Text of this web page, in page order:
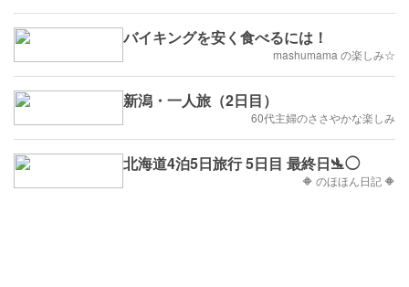
バイキングを安く食べるには！
mashumama の楽しみ☆
新潟・一人旅（2日目）
60代主婦のささやかな楽しみ
北海道4泊5日旅行 5日目 最終日🛬◯
🔶 のほほん日記 🔶